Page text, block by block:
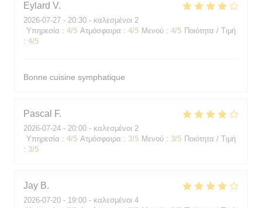
Eylard V
2026-07-27 - 20:30 - καλεσμένοι 2
Υπηρεσία : 4/5 Ατμόσφαιρα : 4/5 Μενού : 4/5 Ποιότητα / Τιμή
: 4/5
Bonne cuisine symphatique
Pascal F
2026-07-24 - 20:00 - καλεσμένοι 2
Υπηρεσία : 4/5 Ατμόσφαιρα : 3/5 Μενού : 3/5 Ποιότητα / Τιμή
: 3/5
Jay B
2026-07-20 - 19:00 - καλεσμένοι 4